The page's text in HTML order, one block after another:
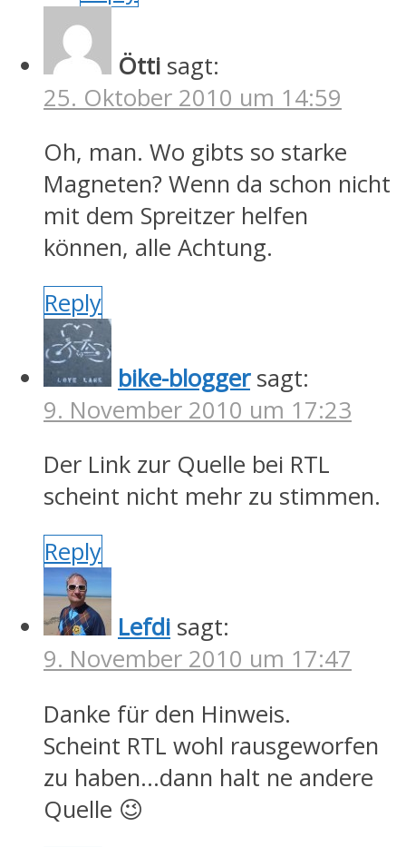
Ötti sagt:
25. Oktober 2010 um 14:59
Oh, man. Wo gibts so starke
Magneten? Wenn da schon nicht
mit dem Spreitzer helfen
können, alle Achtung.
Reply
bike-blogger sagt:
9. November 2010 um 17:23
Der Link zur Quelle bei RTL
scheint nicht mehr zu stimmen.
Reply
Lefdi sagt:
9. November 2010 um 17:47
Danke für den Hinweis.
Scheint RTL wohl rausgeworfen
zu haben…dann halt ne andere
Quelle 😉